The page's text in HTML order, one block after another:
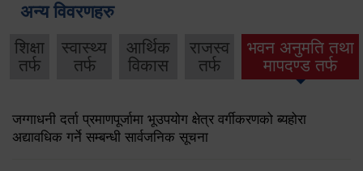
अन्य विवरणहरु
शिक्षा
तर्फ
स्वास्थ्य
तर्फ
आर्थिक
विकास
राजस्व
तर्फ
भवन अनुमति तथा
मापदण्ड तर्फ
जग्गाधनी दर्ता प्रमाणपूर्जामा भूउपयोग क्षेत्र वर्गीकरणको ब्यहोरा
अद्यावधिक गर्ने सम्बन्धी सार्वजनिक सूचना